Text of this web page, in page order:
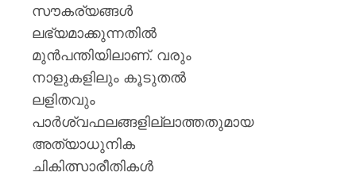
സൗകര്യങ്ങൾ
ലഭ്യമാക്കുന്നതിൽ
മുൻപന്തിയിലാണ്. വരും
നാളുകളിലും കൂടുതൽ
ലളിതവും
പാർശ്വഫലങ്ങളില്ലാത്തതുമായ
അത്യാധുനിക
ചികിത്സാരീതികൾ